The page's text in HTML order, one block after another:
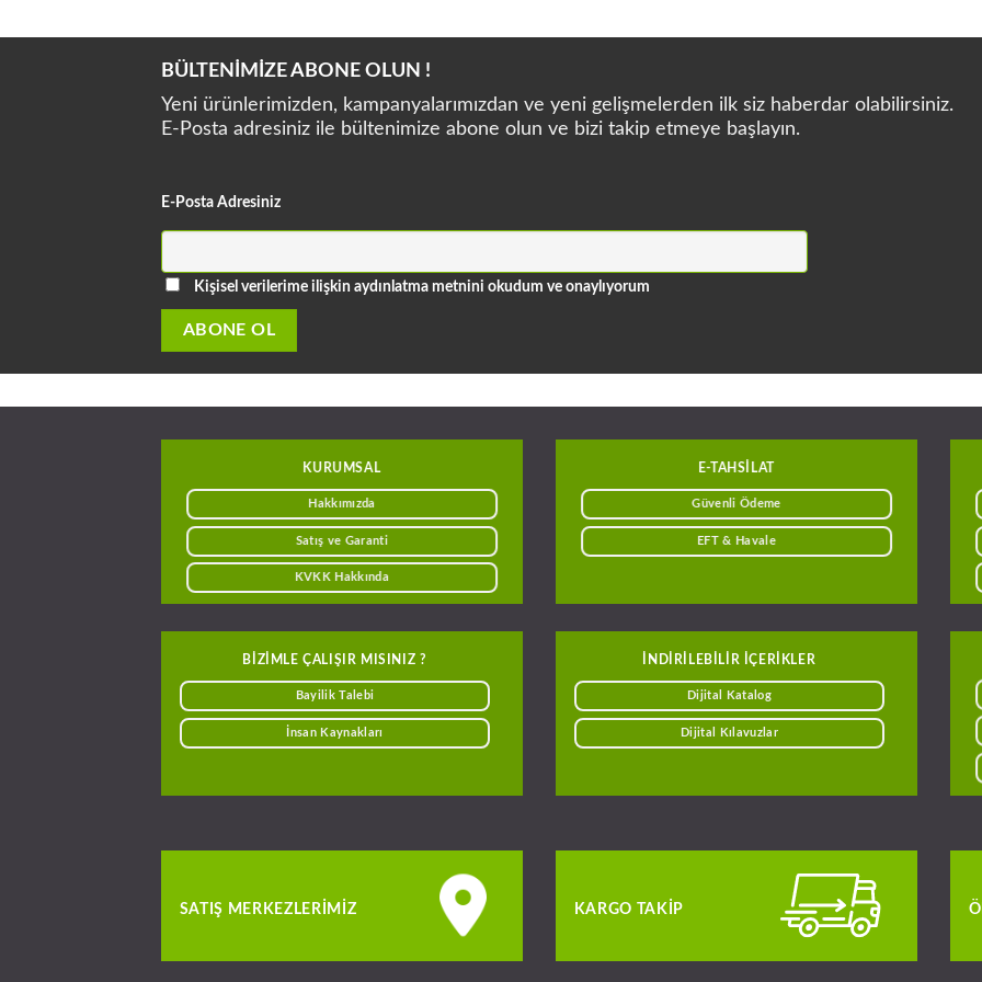
BÜLTENİMİZE ABONE OLUN !
Yeni ürünlerimizden, kampanyalarımızdan ve yeni gelişmelerden ilk siz haberdar olabilirsiniz.
E-Posta adresiniz ile bültenimize abone olun ve bizi takip etmeye başlayın.
E-Posta Adresiniz
Kişisel verilerime ilişkin aydınlatma metnini okudum ve onaylıyorum
KURUMSAL
Hakkımızda
Satış ve Garanti
KVKK Hakkında
BIZIMLE ÇALIŞIR MISINIZ ?
Bayilik Talebi
İnsan Kaynakları
E-TAHSILAT
Güvenli Ödeme
EFT & Havale
INDIRILEBILIR IÇERIKLER
Dijital Katalog
Dijital Kılavuzlar
SATIŞ MERKEZLERIMIZ KARGO TAKIP